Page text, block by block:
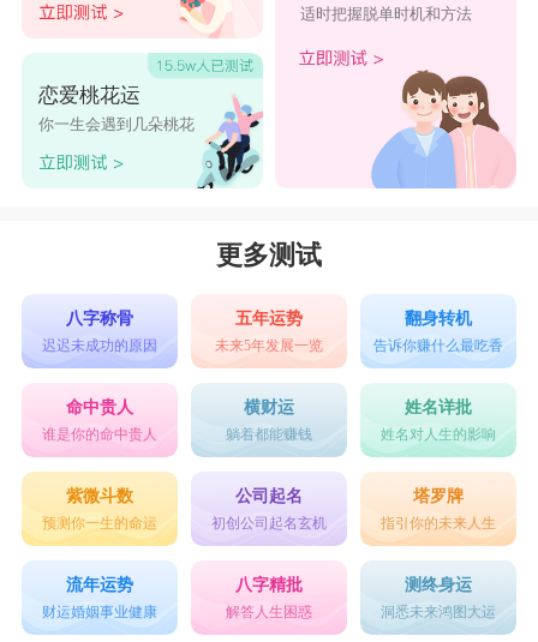
恋爱桃花运
你一生会遇到几朵桃花
适时把握脱单时机和方法
更多测试
八字称骨
迟迟未成功的原因
五年运势
未来5年发展一览
翻身转机
告诉你赚什么最吃香
命中贵人
谁是你的命中贵人
横财运
躺着都能赚钱
姓名详批
姓名对人生的影响
紫微斗数
预测你一生的命运
公司起名
初创公司起名玄机
塔罗牌
指引你的未来人生
流年运势
财运婚姻事业健康
八字精批
解答人生困惑
测终身运
洞悉未来鸿图大运